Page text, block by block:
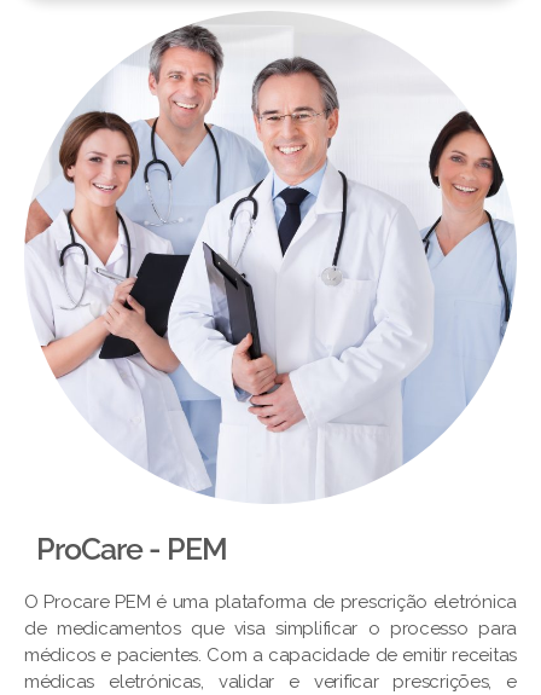
ProCare - PEM​
O Procare PEM é uma plataforma de prescrição eletrónica
de medicamentos que visa simplificar o processo para
médicos e pacientes. Com a capacidade de emitir receitas
médicas eletrónicas, validar e verificar prescrições, e